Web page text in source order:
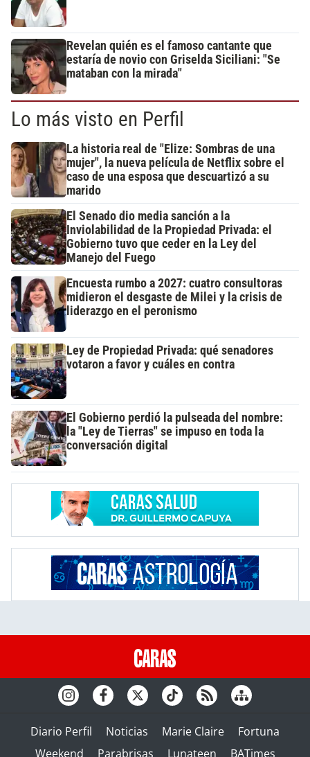
Revelan quién es el famoso cantante que
estaría de novio con Griselda Siciliani: "Se
mataban con la mirada"
Lo más visto en Perfil
La historia real de "Elize: Sombras de una
mujer", la nueva película de Netflix sobre el
caso de una esposa que descuartizó a su
marido
El Senado dio media sanción a la
Inviolabilidad de la Propiedad Privada: el
Gobierno tuvo que ceder en la Ley del
Manejo del Fuego
Encuesta rumbo a 2027: cuatro consultoras
midieron el desgaste de Milei y la crisis de
liderazgo en el peronismo
Ley de Propiedad Privada: qué senadores
votaron a favor y cuáles en contra
El Gobierno perdió la pulseada del nombre:
la "Ley de Tierras" se impuso en toda la
conversación digital
Diario Perfil Noticias Marie Claire
Fortuna
Weekend
Parabrisas Lunateen BATimes